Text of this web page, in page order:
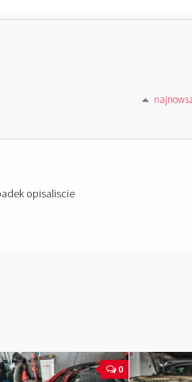
opisaliscie
0